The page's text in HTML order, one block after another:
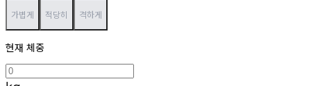
가볍게 적당히 격하게
현재 체중